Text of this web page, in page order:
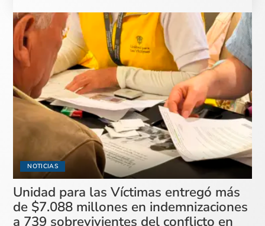
NOTICIAS
Unidad para las Víctimas entregó más
de $7.088 millones en indemnizaciones
a 739 sobrevivientes del conflicto en